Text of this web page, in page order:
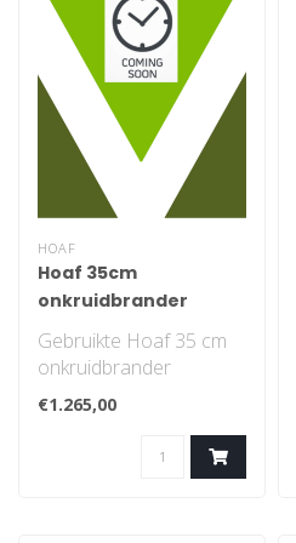
HOAF
Hoaf 35cm
onkruidbrander
Gebruikte Hoaf 35 cm
onkruidbrander
€1.265,00